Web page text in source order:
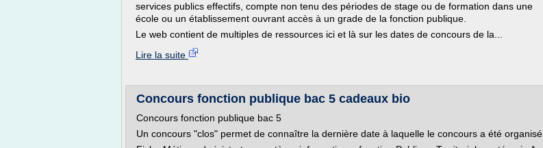
services publics effectifs, compte non tenu des périodes de stage ou de formation dans une
école ou un établissement ouvrant accès à un grade de la fonction publique.
Le web contient de multiples de ressources ici et là sur les dates de concours de la...
Lire la suite
Concours fonction publique bac 5 cadeaux bio
Concours fonction publique bac 5
Un concours "clos" permet de connaître la dernière date à laquelle le concours a été organisé.